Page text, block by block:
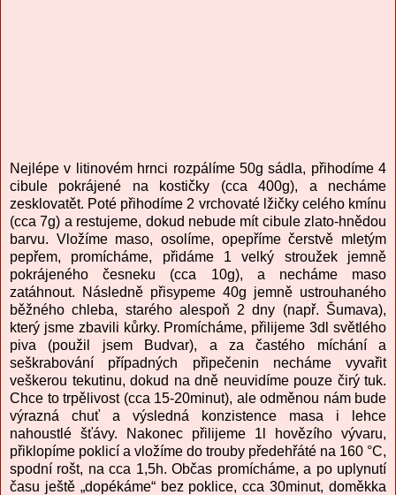
Nejlépe v litinovém hrnci rozpálíme 50g sádla, přihodíme 4
cibule pokrájené na kostičky (cca 400g), a necháme
zesklovatět. Poté přihodíme 2 vrchovaté lžičky celého kmínu
(cca 7g) a restujeme, dokud nebude mít cibule zlato-hnědou
barvu. Vložíme maso, osolíme, opepříme čerstvě mletým
pepřem, promícháme, přidáme 1 velký stroužek jemně
pokrájeného česneku (cca 10g), a necháme maso
zatáhnout. Následně přisypeme 40g jemně ustrouhaného
běžného chleba, starého alespoň 2 dny (např. Šumava),
který jsme zbavili kůrky. Promícháme, přilijeme 3dl světlého
piva (použil jsem Budvar), a za častého míchání a
seškrabování případných připečenin necháme vyvařit
veškerou tekutinu, dokud na dně neuvidíme pouze čirý tuk.
Chce to trpělivost (cca 15-20minut), ale odměnou nám bude
výrazná chuť a výsledná konzistence masa i lehce
nahoustlé šťávy. Nakonec přilijeme 1l hovězího vývaru,
přiklopíme poklicí a vložíme do trouby předehřáté na 160 °C,
spodní rošt, na cca 1,5h. Občas promícháme, a po uplynutí
času ještě „dopékáme“ bez poklice, cca 30minut, doměkka